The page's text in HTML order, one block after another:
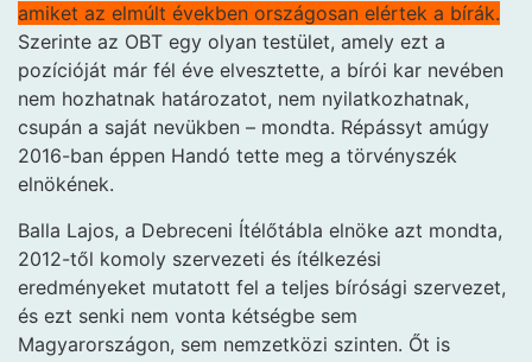
amiket az elmúlt években országosan elértek a bírák.
Szerinte az OBT egy olyan testület, amely ezt a
pozícióját már fél éve elvesztette, a bírói kar nevében
nem hozhatnak határozatot, nem nyilatkozhatnak,
csupán a saját nevükben – mondta. Répássyt amúgy
2016-ban éppen Handó tette meg a törvényszék
elnökének.
Balla Lajos, a Debreceni Ítélőtábla elnöke azt mondta,
2012-től komoly szervezeti és ítélkezési
eredményeket mutatott fel a teljes bírósági szervezet,
és ezt senki nem vonta kétségbe sem
Magyarországon, sem nemzetközi szinten. Őt is